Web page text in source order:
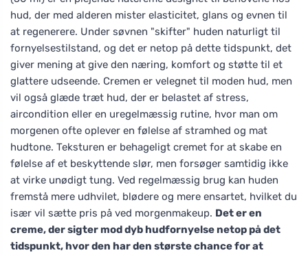
hud, der med alderen mister elasticitet, glans og evnen til
at regenerere. Under søvnen "skifter" huden naturligt til
fornyelsestilstand, og det er netop på dette tidspunkt, det
giver mening at give den næring, komfort og støtte til et
glattere udseende. Cremen er velegnet til moden hud, men
vil også glæde træt hud, der er belastet af stress,
aircondition eller en uregelmæssig rutine, hvor man om
morgenen ofte oplever en følelse af stramhed og mat
hudtone. Teksturen er behageligt cremet for at skabe en
følelse af et beskyttende slør, men forsøger samtidig ikke
at virke unødigt tung. Ved regelmæssig brug kan huden
fremstå mere udhvilet, blødere og mere ensartet, hvilket du
især vil sætte pris på ved morgenmakeup. Det er en
creme, der sigter mod dyb hudfornyelse netop på det
tidspunkt, hvor den har den største chance for at